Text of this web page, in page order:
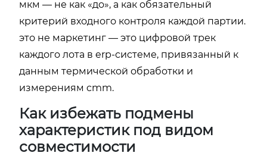
мкм — не как «до», а как обязательный
критерий входного контроля каждой партии.
это не маркетинг — это цифровой трек
каждого лота в erp-системе, привязанный к
данным термической обработки и
измерениям cmm.
Как избежать подмены
характеристик под видом
совместимости